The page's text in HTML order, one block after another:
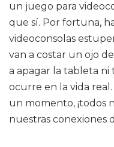
un juego para
que sí. Por fortuna,
videoconsolas
van a costar un ojo
a apagar la tableta
ocurre en la vida
un momento, ¡todos
nuestras conexiones